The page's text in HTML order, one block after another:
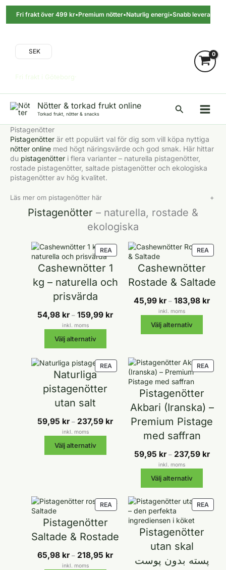
Hoppa
innehåll
Fri frakt över 499 kr•Premium nötter•Naturlig energi•Snabb leverans•
SEK
Fri frakt i Göteborg·
Nötter & torkad frukt online
Torkad frukt, nötter & snacks
Sök
Pistagenötter
Pistagenötter är ett populärt val för dig som vill köpa nyttiga
nötter online med högt näringsvärde och god smak. Här hittar
du pistagenötter i flera varianter – naturella pistagenötter,
rostade pistagenötter, saltade pistagenötter och ekologiska
pistagenötter av hög kvalitet.
Läs mer om pistagenötter här +
Pistagenötter – naturella, rostade &
ekologiska
REA PRODUKTER
PÅ
REA
Cashewnötter 1
kg – naturella och
prisvärda
54,98 kr – 159,99 krPrisintervall:
inkl. moms
Välj alternativ
REA
PÅ
Cashewnötter
Rostade & Saltade
45,99 kr – 183,98 kr
inkl. moms
Välj alternativ
REA PRODUKTER
PÅ
Naturliga
pistagenötter
utan salt
59,95 kr – 237,59 krPrisintervall:
inkl. moms
Välj alternativ
REA
PÅ
Pistagenötter
Akbari (Iranska) –
Premium Pistage
med saffran
59,95 kr – 237,59 kr
inkl. moms
Välj alternativ
REA PRODUKTER
PÅ
Pistagenötter
Saltade & Rostade
65,98 kr – 218,95 krPrisintervall:
65,98 kr
inkl. moms
REA
PÅ
Pistagenötter
utan skal
پسته بدون پوست